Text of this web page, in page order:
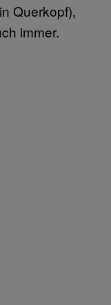
Querkopf),
immer.